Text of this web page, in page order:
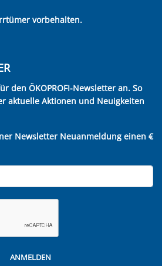
vorbehalten.
den ÖKOPROFI-Newsletter an. So
aktuelle Aktionen und Neuigkeiten
Newsletter Neuanmeldung einen €
ANMELDEN